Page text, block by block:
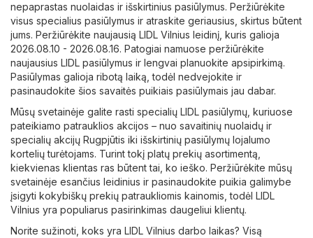
nepaprastas nuolaidas ir išskirtinius pasiūlymus. Peržiūrėkite
visus specialius pasiūlymus ir atraskite geriausius, skirtus būtent
jums. Peržiūrėkite naujausią LIDL Vilnius leidinį, kuris galioja
2026.08.10 - 2026.08.16. Patogiai namuose peržiūrėkite
naujausius LIDL pasiūlymus ir lengvai planuokite apsipirkimą.
Pasiūlymas galioja ribotą laiką, todėl nedvejokite ir
pasinaudokite šios savaitės puikiais pasiūlymais jau dabar.
Mūsų svetainėje galite rasti specialių LIDL pasiūlymų, kuriuose
pateikiamo patrauklios akcijos – nuo ​​savaitinių nuolaidų ir
specialių akcijų Rugpjūtis iki išskirtinių pasiūlymų lojalumo
kortelių turėtojams. Turint tokį platų prekių asortimentą,
kiekvienas klientas ras būtent tai, ko ieško. Peržiūrėkite mūsų
svetainėje esančius leidinius ir pasinaudokite puikia galimybe
įsigyti kokybiškų prekių patraukliomis kainomis, todėl LIDL
Vilnius yra populiarus pasirinkimas daugeliui klientų.
Norite sužinoti, koks yra LIDL Vilnius darbo laikas? Visą